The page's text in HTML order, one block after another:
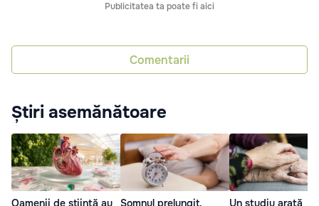
Publicitatea ta poate fi aici
Comentarii
Știri asemănătoare
Oamenii de știință au
Somnul prelungit,
Un studiu arată